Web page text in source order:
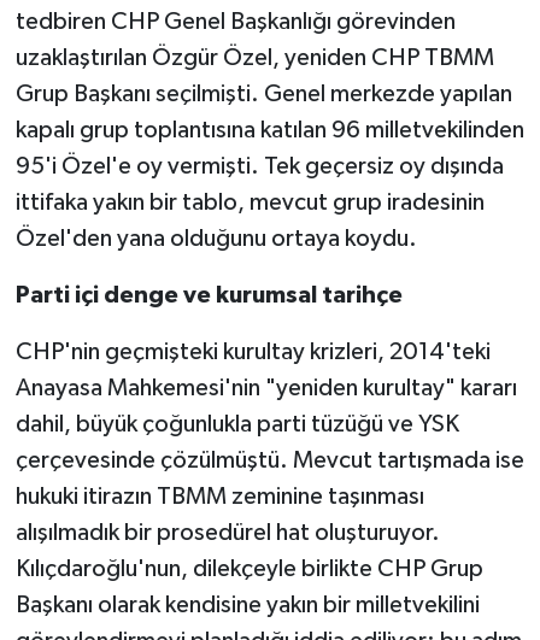
tedbiren CHP Genel Başkanlığı görevinden
uzaklaştırılan Özgür Özel, yeniden CHP TBMM
Grup Başkanı seçilmişti. Genel merkezde yapılan
kapalı grup toplantısına katılan 96 milletvekilinden
95'i Özel'e oy vermişti. Tek geçersiz oy dışında
ittifaka yakın bir tablo, mevcut grup iradesinin
Özel'den yana olduğunu ortaya koydu.
Parti içi denge ve kurumsal tarihçe
CHP'nin geçmişteki kurultay krizleri, 2014'teki
Anayasa Mahkemesi'nin "yeniden kurultay" kararı
dahil, büyük çoğunlukla parti tüzüğü ve YSK
çerçevesinde çözülmüştü. Mevcut tartışmada ise
hukuki itirazın TBMM zeminine taşınması
alışılmadık bir prosedürel hat oluşturuyor.
Kılıçdaroğlu'nun, dilekçeyle birlikte CHP Grup
Başkanı olarak kendisine yakın bir milletvekilini